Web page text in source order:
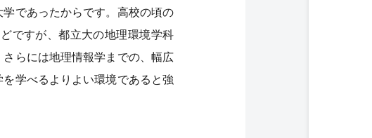
であったからです。高校の頃の
ですが、都立大の地理環境学科
らには地理情報学までの、幅広
学べるよりよい環境であると強